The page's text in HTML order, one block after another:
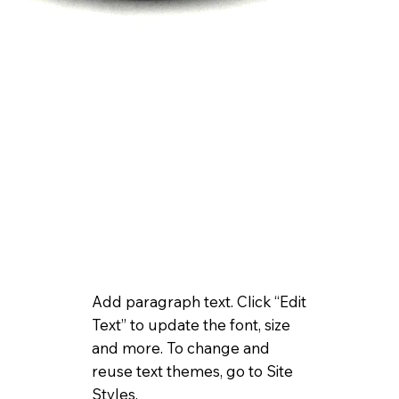
Add paragraph text. Click “Edit
Text” to update the font, size
and more. To change and
reuse text themes, go to Site
Styles.